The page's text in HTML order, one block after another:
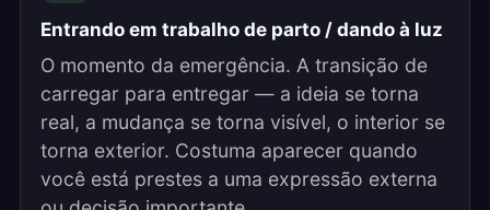
Entrando em trabalho de parto / dando à luz
O momento da emergência. A transição de
carregar para entregar — a ideia se torna
real, a mudança se torna visível, o interior se
torna exterior. Costuma aparecer quando
você está prestes a uma expressão externa